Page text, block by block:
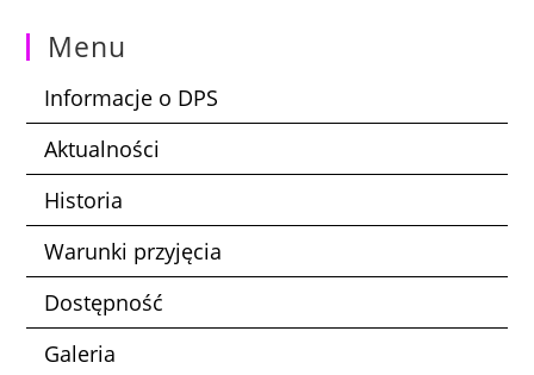
Menu
Informacje o DPS
Aktualności
Historia
Warunki przyjęcia
Dostępność
Galeria